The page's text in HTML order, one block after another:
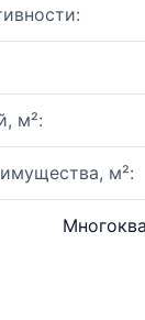
м²:
м²: